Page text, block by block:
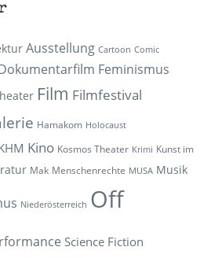
Ausstellung Cartoon Comic
Feminismus
Film Filmfestival
Hamakom Holocaust
Kino Kosmos Theater Krimi Kunst im
Mak Menschenrechte MUSA Musik
Niederösterreich Off
Science Fiction